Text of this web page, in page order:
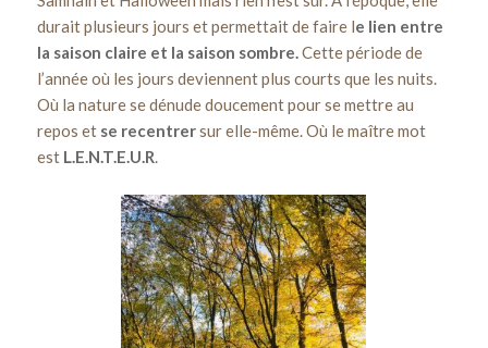
durait plusieurs jours et permettait de faire le lien entre
la saison claire et la saison sombre.Cette période de
l’année où les jours deviennent plus courts que les nuits.
Où la nature se dénude doucement pour se mettre au
repos et se recentrersur elle-même. Où le maître mot
est L.E.N.T.E.U.R.